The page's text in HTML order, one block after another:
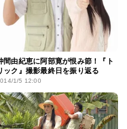
間由紀恵に阿部寛が恨み節！『ト
ック』撮影最終日を振り返る
1/5 12:00